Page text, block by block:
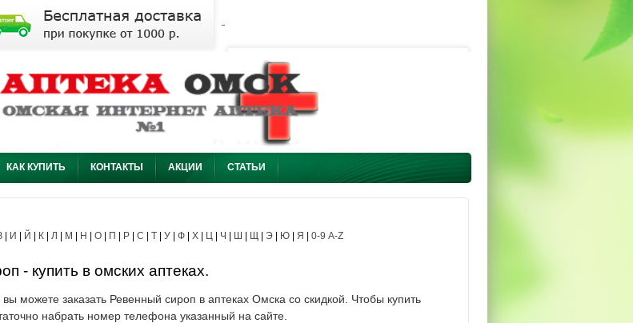
КАК КУПИТЬ КОНТАКТЫ АКЦИИ СТАТЬИ
И Й К Л М Н О П Р С Т У Ф Х Ц Ч Ш Щ Э Ю Я 0-9 A-Z
- купить в омских аптеках.
можете заказать Ревенный сироп в аптеках Омска со скидкой. Чтобы купить
набрать номер телефона указанный на сайте.